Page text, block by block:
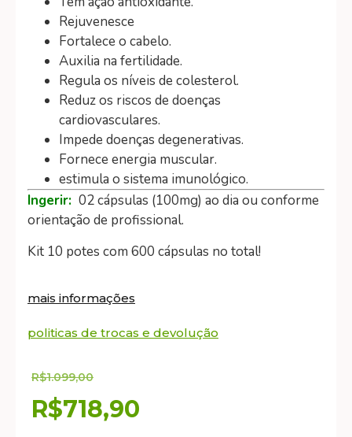
Rejuvenesce
Fortalece o cabelo.
Auxilia na fertilidade.
Regula os níveis de colesterol.
Reduz os riscos de doenças
cardiovasculares.
Impede doenças degenerativas.
Fornece energia muscular.
estimula o sistema imunológico.
Ingerir: 02 cápsulas (100mg) ao dia ou conforme
orientação de profissional.
Kit 10 potes com 600 cápsulas no total!
mais informações
politicas de trocas e devolução
R$1.099,00
R$718,90